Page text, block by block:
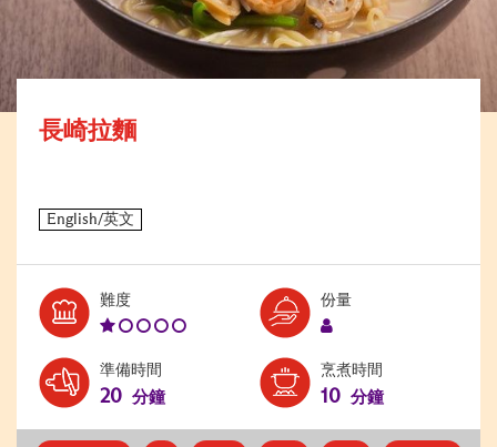
長崎拉麵
難度Level:
份量Serves:
準備時間
20 分鐘
烹煮時間
10 分鐘